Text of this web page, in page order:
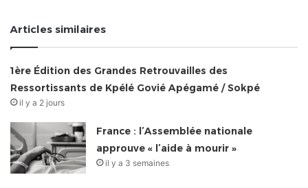
Articles similaires
1ère Édition des Grandes Retrouvailles des
Ressortissants de Kpélé Govié Apégamé / Sokpé
il y a 2 jours
France : l’Assemblée nationale
approuve « l’aide à mourir »
il y a 3 semaines